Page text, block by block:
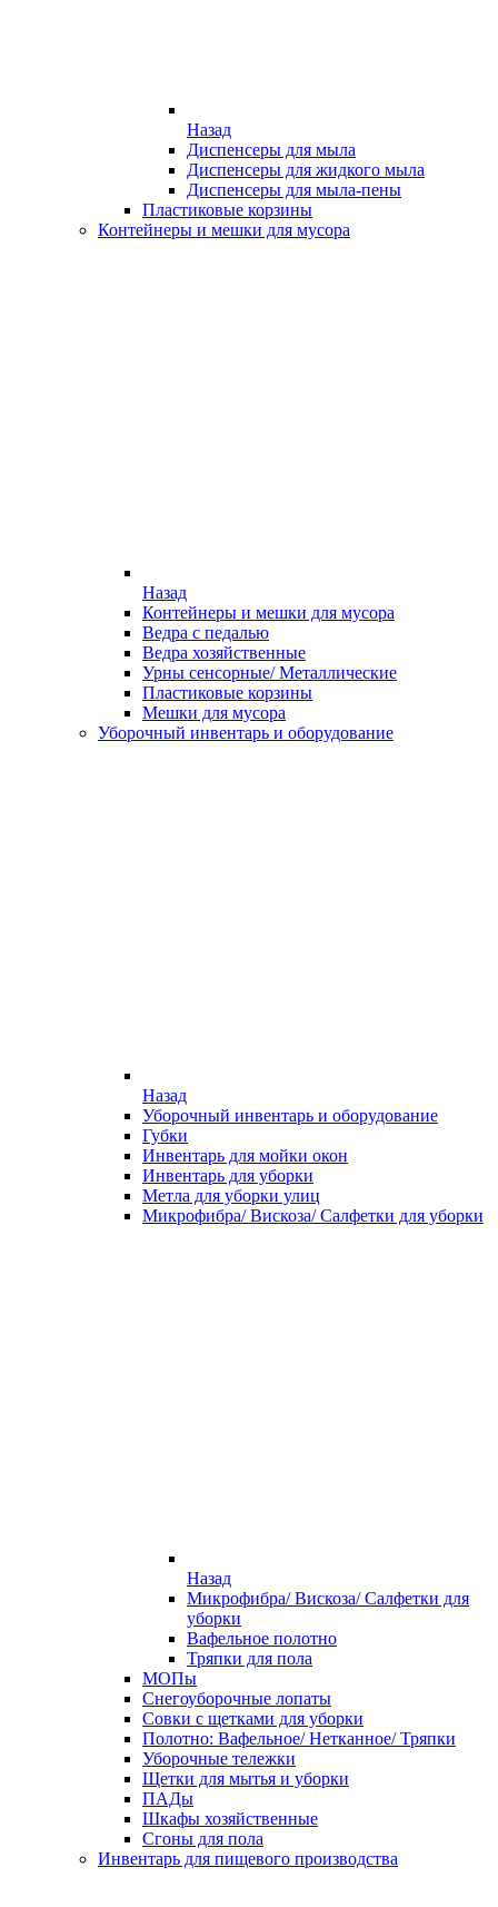
Назад
Диспенсеры для мыла
Диспенсеры для жидкого мыла
Диспенсеры для мыла-пены
Пластиковые корзины
Контейнеры и мешки для мусора
Назад
Контейнеры и мешки для мусора
Ведра с педалью
Ведра хозяйственные
Урны сенсорные/ Металлические
Пластиковые корзины
Мешки для мусора
Уборочный инвентарь и оборудование
Назад
Уборочный инвентарь и оборудование
Губки
Инвентарь для мойки окон
Инвентарь для уборки
Метла для уборки улиц
Микрофибра/ Вискоза/ Салфетки для уборки
Назад
Микрофибра/ Вискоза/ Салфетки для
уборки
Вафельное полотно
Тряпки для пола
МОПы
Снегоуборочные лопаты
Совки с щетками для уборки
Полотно: Вафельное/ Нетканное/ Тряпки
Уборочные тележки
Щетки для мытья и уборки
ПАДы
Шкафы хозяйственные
Сгоны для пола
Инвентарь для пищевого производства